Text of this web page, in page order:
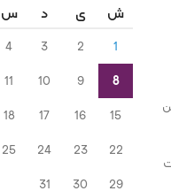
ش ی د س
1
2
3
4
8
9
10
11
15
16
17
18
22
23
24
25
29
30
31